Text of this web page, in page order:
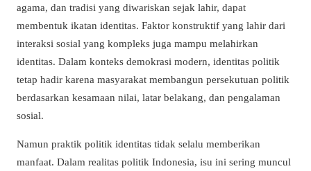
agama, dan tradisi yang diwariskan sejak lahir, dapat
membentuk ikatan identitas. Faktor konstruktif yang lahir dari
interaksi sosial yang kompleks juga mampu melahirkan
identitas. Dalam konteks demokrasi modern, identitas politik
tetap hadir karena masyarakat membangun persekutuan politik
berdasarkan kesamaan nilai, latar belakang, dan pengalaman
sosial.
Namun praktik politik identitas tidak selalu memberikan
manfaat. Dalam realitas politik Indonesia, isu ini sering muncul